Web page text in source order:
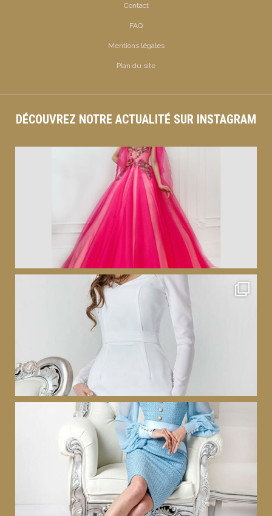
Contact
FAQ
Mentions légales
Plan du site
DÉCOUVREZ NOTRE ACTUALITÉ SUR INSTAGRAM